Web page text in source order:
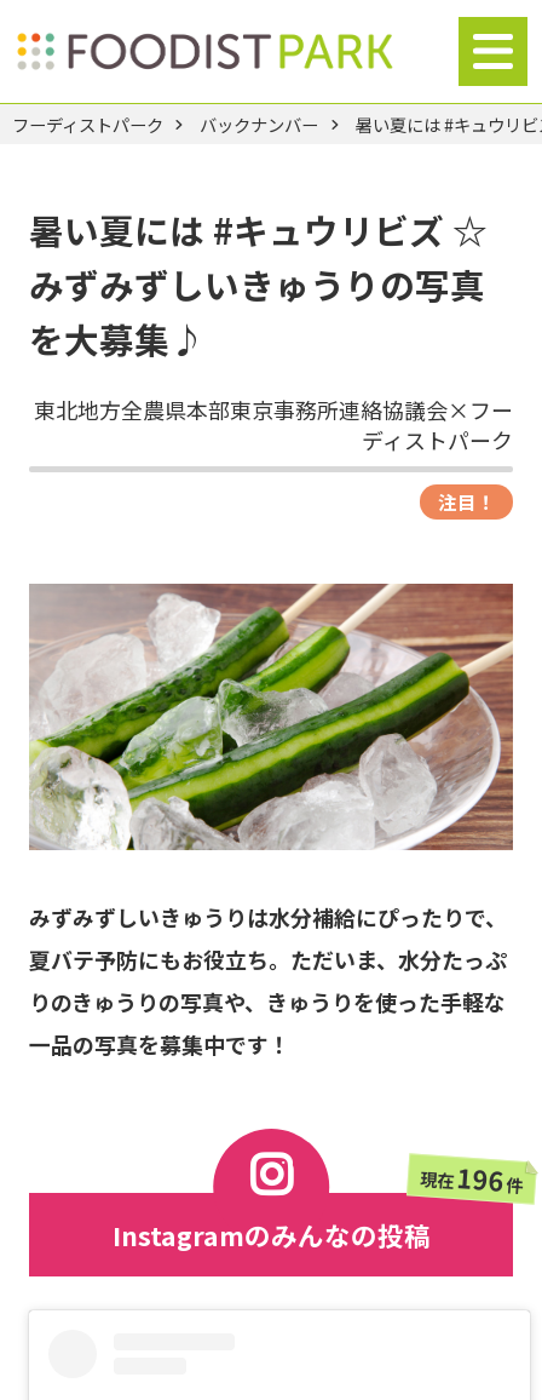
フーディストパーク バックナンバー 暑い夏には #キュウリ
暑い夏には #キュウリビズ ☆
みずみずしいきゅうりの写真
を大募集♪
東北地方全農県本部東京事務所連絡協議会×フー
ディストパーク
注目！
みずみずしいきゅうりは水分補給にぴったりで、
夏バテ予防にもお役立ち。ただいま、水分たっぷ
りのきゅうりの写真や、きゅうりを使った手軽な
一品の写真を募集中です！
Instagramのみんなの投稿
現在196件